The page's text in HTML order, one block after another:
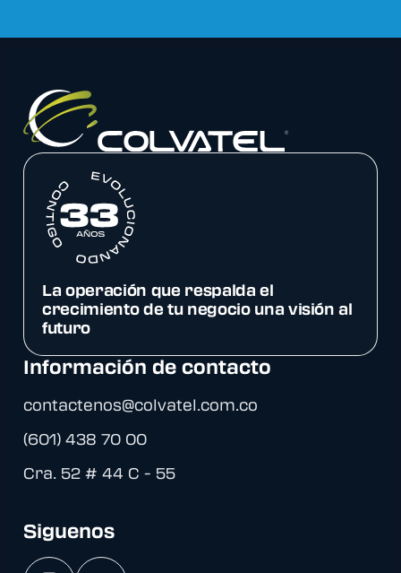
La operación que respalda el
crecimiento de tu negocio una visión al
futuro
Información de contacto
contactenos@colvatel.com.co
(601) 438 70 00
Cra. 52 # 44 C - 55
Siguenos